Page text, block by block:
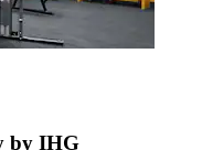
by IHG